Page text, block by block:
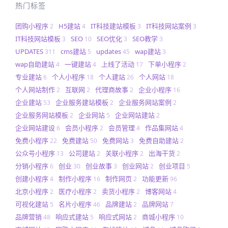
热门标签
团购小程序2 H5建站4 IT科技建站模板 3 IT科技网站案例 3
IT科技网站模板 3 SEO 10 SEO优化 3 SEO教学 3
UPDATES 311 cms建站 5 updates45 wap建站 3
wap自助建站4 一键建站4 上线了活动 17 下单小程序2
专业建站6 个人小程序 18 个人建站26 个人网站 18
个人网站制作2 互联网 2 代理商故事2 企业小程序 16
企业建站 53 企业服务建站模板 2 企业服务网站案例 2
企业服务网站模板 2 企业网站 5 企业网站建站2
企业网站建设6 会员小程序2 会员管理 4 作品集网站4
免费小程序22 免费建站 50 免费网站 3 免费自助建站2
公众号小程序 13 公司建站2 关联小程序2 出海干货2
分销小程序6 创业 30 创业故事 3 创业网站2 创业项目 5
创建小程序4 制作小程序 16 制作网页 2 功能更新96
北京小程序2 医疗小程序2 卖货小程序2 博客网站4
可视化建站 5 名片小程序46 品牌建站2 品牌网站7
品牌营销 48 响应式建站 5 响应式网站2 商城小程序 10